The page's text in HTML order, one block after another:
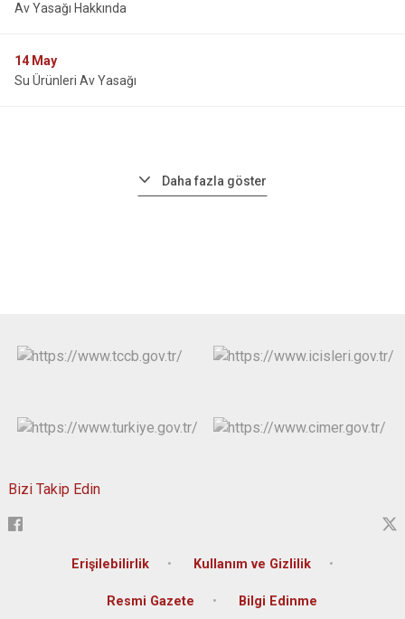
Av Yasağı Hakkında
14 May
Su Ürünleri Av Yasağı
Daha fazla göster
Bizi Takip Edin
Erişilebilirlik Kullanım ve Gizlilik
Resmi Gazete Bilgi Edinme